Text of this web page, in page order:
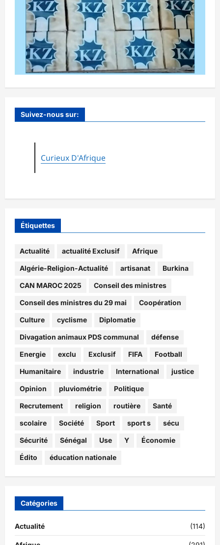
Suivez-nous sur:
Curieux D'Afrique
Étiquettes
Actualité actualité Exclusif Afrique
Algérie-Religion-Actualité artisanat Burkina
CAN MAROC 2025 Conseil des ministres
Conseil des ministres du 29 mai Coopération
Culture cyclisme Diplomatie
Divagation animaux PDS communal défense
Energie exclu Exclusif FIFA Football
Humanitaire industrie International justice
Opinion pluviométrie Politique
Recrutement religion routière Santé
scolaire Société Sport sport s sécu
Sécurité Sénégal Use Y Économie
Édito éducation nationale
Catégories
Actualité (114)